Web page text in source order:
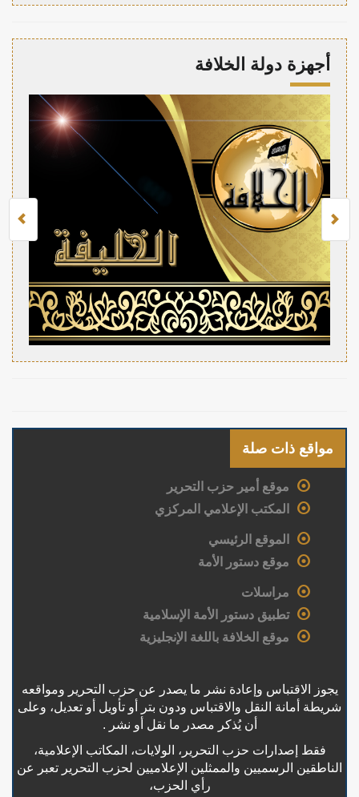
أجهزة دولة الخلافة
مواقع ذات صلة
موقع أمير حزب التحرير
المكتب الإعلامي المركزي
الموقع الرئيسي
موقع دستور الأمة
مراسلات
تطبيق دستور الأمة الإسلامية
موقع الخلافة باللغة الإنجليزية
يجوز الاقتباس وإعادة نشر ما يصدر عن حزب التحرير ومواقعه
شريطة أمانة النقل والاقتباس ودون بتر أو تأويل أو تعديل، وعلى
أن يُذكر مصدر ما نقل أو نشر .
فقط إصدارات حزب التحرير، الولايات، المكاتب الإعلامية،
الناطقين الرسميين والممثلين الإعلاميين لحزب التحرير تعبر عن
رأي الحزب،